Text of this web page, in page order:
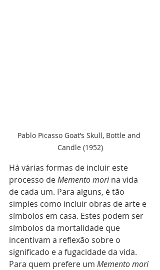
Pablo Picasso Goat’s Skull, Bottle and
Candle (1952)
Há várias formas de incluir este
processo de Memento mori na vida
de cada um. Para alguns, é tão
simples como incluir obras de arte e
símbolos em casa. Estes podem ser
símbolos da mortalidade que
incentivam a reflexão sobre o
significado e a fugacidade da vida.
Para quem prefere um Memento mori